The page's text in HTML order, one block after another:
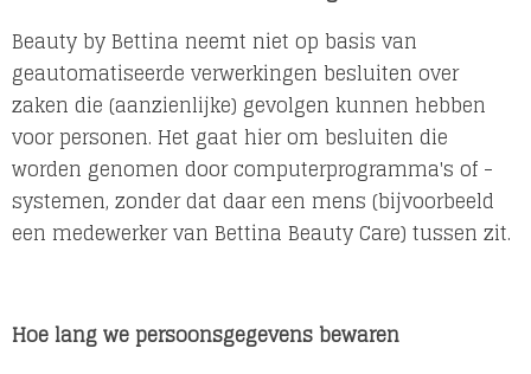
Beauty by Bettina neemt niet op basis van
geautomatiseerde verwerkingen besluiten over
zaken die (aanzienlijke) gevolgen kunnen hebben
voor personen. Het gaat hier om besluiten die
worden genomen door computerprogramma's of -
systemen, zonder dat daar een mens (bijvoorbeeld
een medewerker van Bettina Beauty Care) tussen zit.
Hoe lang we persoonsgegevens bewaren